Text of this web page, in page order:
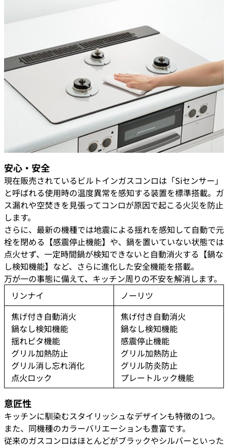
安心・安全
現在販売されているビルトインガスコンロは「Siセンサー」
と呼ばれる使用時の温度異常を感知する装置を標準搭載。ガ
ス漏れや空焚きを見張ってコンロが原因で起こる火災を防止
します。
さらに、最新の機種では地震による揺れを感知して自動で元
栓を閉める【感震停止機能】や、鍋を置いていない状態では
点火せず、一定時間鍋が検知できないと自動消火する【鍋な
し検知機能】など、さらに進化した安全機能を搭載。
万が一の事態に備えて、キッチン周りの不安を解消します。
リンナイ
ノーリツ
焦げ付き自動消火
鍋なし検知機能
揺れピタ機能
グリル加熱防止
グリル消し忘れ消化
点火ロック
焦げ付き自動消火
鍋なし検知機能
感震停止機能
グリル加熱防止
グリル防炎防止
プレートルック機能
意匠性
キッチンに馴染むスタイリッシュなデザインも特徴の1つ。
また、同機種のカラーバリエーションも豊富です。
従来のガスコンロはほとんどがブラックやシルバーといった